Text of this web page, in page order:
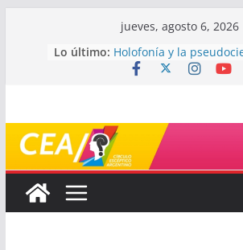
jueves, agosto 6, 2026
Lo último: Holofonía y la
audio
Mayéutica (o cómo
terminar a los golpes)
Somos menos capaces